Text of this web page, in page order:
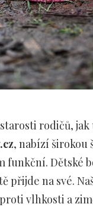
rodičů,
, nabízí širokou
Dětské
přijde na své.
vlhkosti a